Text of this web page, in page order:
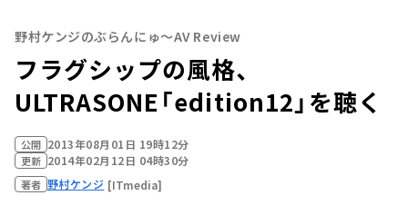
野村ケンジのぶらんにゅ～AV Review
フラグシップの風格、
ULTRASONE「edition12」を聴く
公開 2013年08月01日 19時12分
更新 2014年02月12日 04時30分
著者 野村ケンジ [ITmedia]